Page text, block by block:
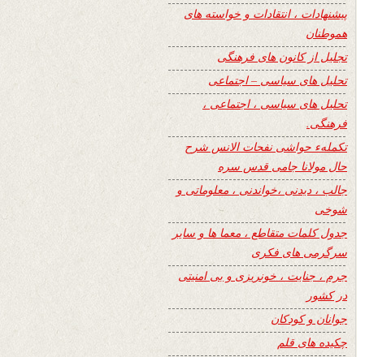
پیشنهادات ، انتقادات و خواسته های
هموطنان
تجلیل از کانون های فرهنگی
تحلیل های سیاسی – اجتماعی
تحلیل های سیاسی ، اجتماعی ،
فرهنگی.
تکملهء حواشی نفحات الانس شرح
حال مولانا جامی قدس سره
جالب ، دیدنی ،خواندنی ، معلوماتی و
شوخی
جدول کلمات متقاطع ، معما ها و سایر
سرگرمی های فکری
جرم ، جنایت ، خونریزی و بی امنیتی
در کشور
جوانان و کودکان
چکیده های قلم